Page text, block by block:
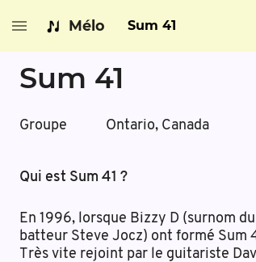
Mélo Sum 41
Sum 41
Groupe Ontario, Canada
Qui est Sum 41 ?
En 1996, lorsque Bizzy D (surnom
batteur Steve Jocz) ont formé Sum
Très vite rejoint par le guitariste